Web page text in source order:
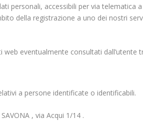
accessibili per via telematica
della registrazione a uno dei nostri
web eventualmente consultati dall’utente
a persone identificate o identificabili.
, via Acqui 1/14 .